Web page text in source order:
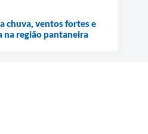
chuva, ventos fortes e
na região pantaneira